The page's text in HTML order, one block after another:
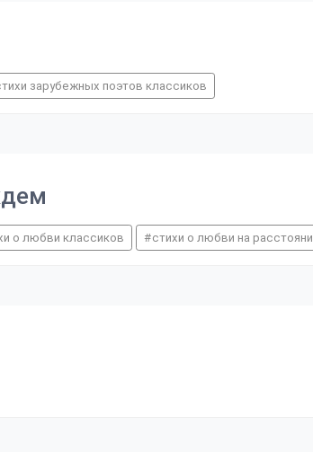
зарубежных поэтов классиков
о любви классиков стихи о любви на